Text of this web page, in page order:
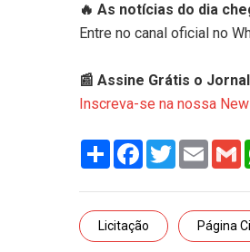
🔥 As notícias do dia
Entre no canal oficial no
📰 Assine Grátis o Jornal
Inscreva-se na nossa
Share Facebook
TwitterEmail
Licitação Página